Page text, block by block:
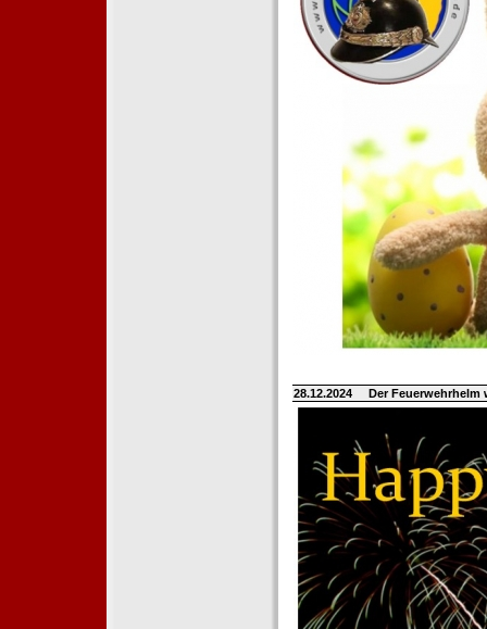
28.12.2024 Der